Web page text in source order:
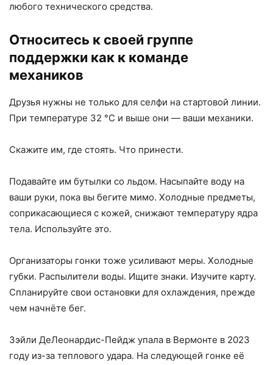
любого технического средства.
Относитесь к своей группе
поддержки как к команде
механиков
Друзья нужны не только для селфи на стартовой линии.
При температуре 32 °C и выше они — ваши механики.
Скажите им, где стоять. Что принести.
Подавайте им бутылки со льдом. Насыпайте воду на
ваши руки, пока вы бегите мимо. Холодные предметы,
соприкасающиеся с кожей, снижают температуру ядра
тела. Используйте это.
Организаторы гонки тоже усиливают меры. Холодные
губки. Распылители воды. Ищите знаки. Изучите карту.
Спланируйте свои остановки для охлаждения, прежде
чем начнёте бег.
Зэйли ДеЛеонардис-Пейдж упала в Вермонте в 2023
году из-за теплового удара. На следующей гонке её